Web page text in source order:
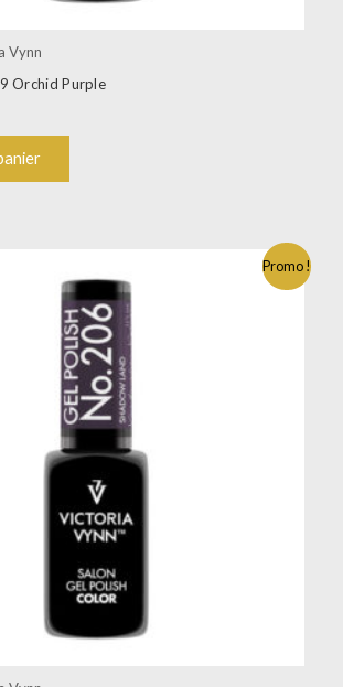
Vynn
Orchid Purple
Promo !